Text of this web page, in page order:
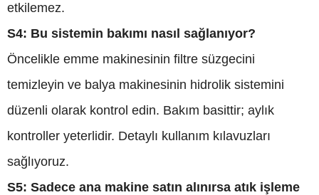
etkilemez.
S4: Bu sistemin bakımı nasıl sağlanıyor?
Öncelikle emme makinesinin filtre süzgecini
temizleyin ve balya makinesinin hidrolik sistemini
düzenli olarak kontrol edin. Bakım basittir; aylık
kontroller yeterlidir. Detaylı kullanım kılavuzları
sağlıyoruz.
S5: Sadece ana makine satın alınırsa atık işleme